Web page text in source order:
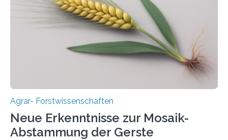
2050 klimaneutral zu werden. In Deutschland dominiert
bislang der Mais als Energiepflanze, doch sein Anbau
bringt ökologische Herausforderungen mit sich:
Bodenerosion, Nährstoffauswaschung und…
Agrar- Forstwissenschaften
Neue Erkenntnisse zur Mosaik-
Abstammung der Gerste